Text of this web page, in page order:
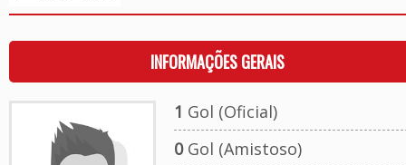
INFORMAÇÕES GERAIS
1 Gol (Oficial)
0Gol (Amistoso)